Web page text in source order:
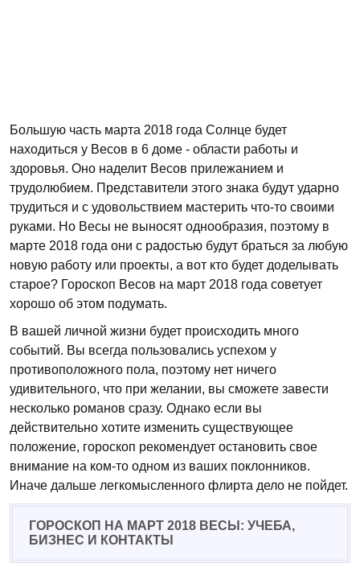
Большую часть марта 2018 года Солнце будет
находиться у Весов в 6 доме - области работы и
здоровья. Оно наделит Весов прилежанием и
трудолюбием. Представители этого знака будут ударно
трудиться и с удовольствием мастерить что-то своими
руками. Но Весы не выносят однообразия, поэтому в
марте 2018 года они с радостью будут браться за любую
новую работу или проекты, а вот кто будет доделывать
старое? Гороскоп Весов на март 2018 года советует
хорошо об этом подумать.
В вашей личной жизни будет происходить много
событий. Вы всегда пользовались успехом у
противоположного пола, поэтому нет ничего
удивительного, что при желании, вы сможете завести
несколько романов сразу. Однако если вы
действительно хотите изменить существующее
положение, гороскоп рекомендует остановить свое
внимание на ком-то одном из ваших поклонников.
Иначе дальше легкомысленного флирта дело не пойдет.
ГОРОСКОП НА МАРТ 2018 ВЕСЫ: УЧЕБА,
БИЗНЕС И КОНТАКТЫ